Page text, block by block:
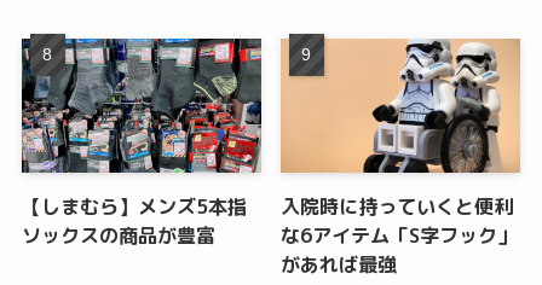
【しまむら】メンズ5本指
ソックスの商品が豊富
入院時に持っていくと便利
な6アイテム「S字フック」
があれば最強